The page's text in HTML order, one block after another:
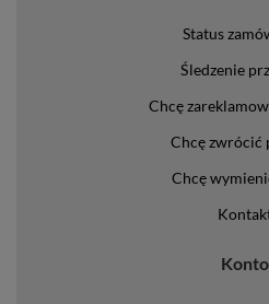
Status
Śledzenie
Chcę
Chcę zwrócić
Chcę
Konto